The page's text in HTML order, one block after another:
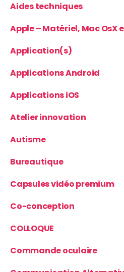
Aides techniques
Apple – Matériel, Mac OsX
Application(s)
Applications Android
Applications iOS
Atelier innovation
Autisme
Bureautique
Capsules vidéo premium
Co-conception
COLLOQUE
Commande oculaire